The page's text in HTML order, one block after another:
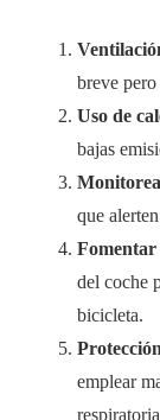
breve
Uso de
bajas
que
Fomentar
del coche
bicicleta.
emplear